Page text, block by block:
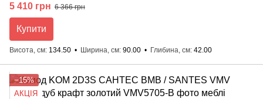
5 410 грн 6 366 грн
Купити
Висота, см 134.50 Ширина, см 90.00 Глибина, см 42.00
−15%
АКЦІЯ